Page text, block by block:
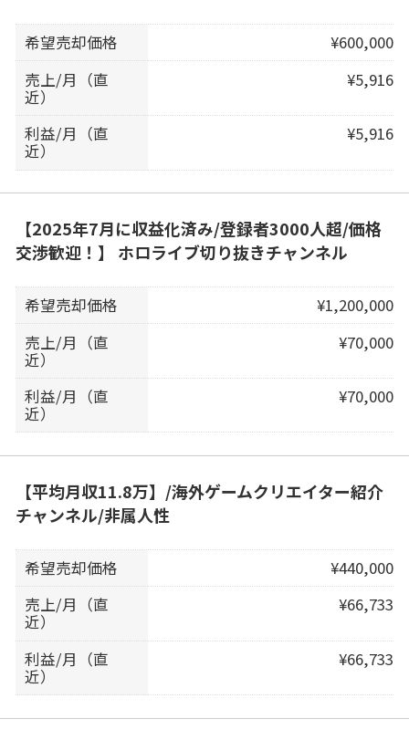
希望売却価格
¥600,000
売上/月（直
近）
¥5,916
利益/月（直
近）
¥5,916
【2025年7月に収益化済み/登録者3000人超/価格
交渉歓迎！】 ホロライブ切り抜きチャンネル
希望売却価格
¥1,200,000
売上/月（直
近）
¥70,000
利益/月（直
近）
¥70,000
【平均月収11.8万】/海外ゲームクリエイター紹介
チャンネル/非属人性
希望売却価格
¥440,000
売上/月（直
近）
¥66,733
利益/月（直
近）
¥66,733